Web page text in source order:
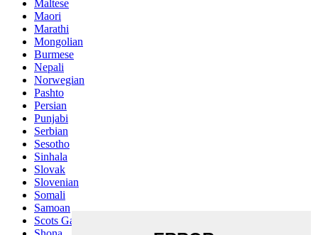
Maltese
Maori
Marathi
Mongolian
Burmese
Nepali
Norwegian
Pashto
Persian
Punjabi
Serbian
Sesotho
Sinhala
Slovak
Slovenian
Somali
Samoan
Scots Gaelic